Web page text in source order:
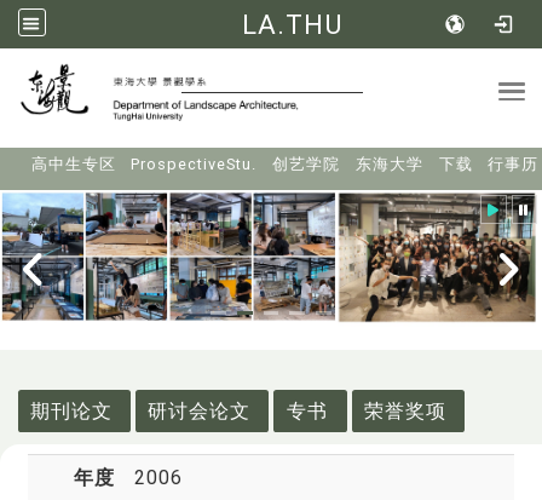
LA.THU
高中生专区 ProspectiveStu. 创艺学院 东海大学 下载 行事历
期刊论文
研讨会论文 专书 荣誉奖项
年度 2006